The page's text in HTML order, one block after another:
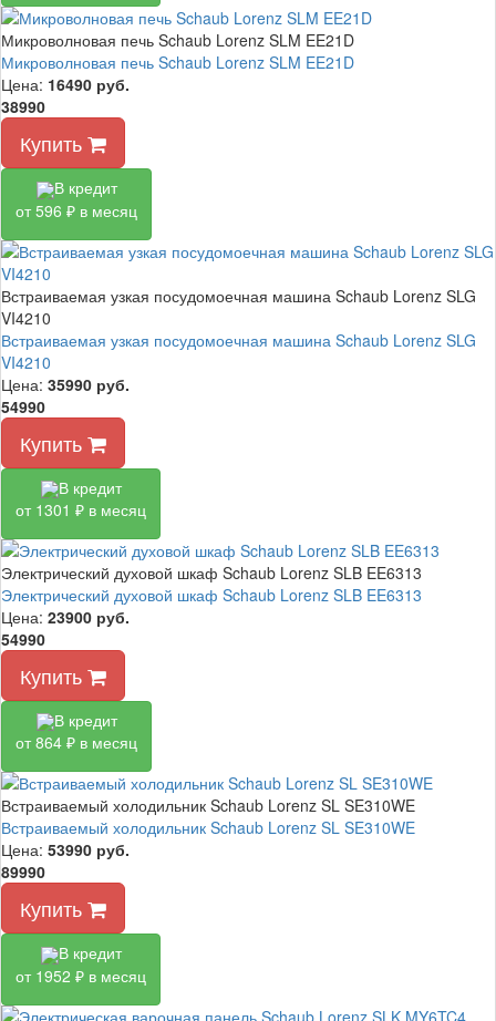
Микроволновая печь Schaub Lorenz SLM EE21D
Микроволновая печь Schaub Lorenz SLM EE21D
Цена: 16490 руб.
38990
Купить
В кредит
от 596 ₽ в месяц
Встраиваемая узкая посудомоечная машина Schaub Lorenz SLG
VI4210
Встраиваемая узкая посудомоечная машина Schaub Lorenz SLG
VI4210
Цена: 35990 руб.
54990
Купить
В кредит
от 1301 ₽ в месяц
Электрический духовой шкаф Schaub Lorenz SLB EE6313
Электрический духовой шкаф Schaub Lorenz SLB EE6313
Цена: 23900 руб.
54990
Купить
В кредит
от 864 ₽ в месяц
Встраиваемый холодильник Schaub Lorenz SL SE310WE
Встраиваемый холодильник Schaub Lorenz SL SE310WE
Цена: 53990 руб.
89990
Купить
В кредит
от 1952 ₽ в месяц